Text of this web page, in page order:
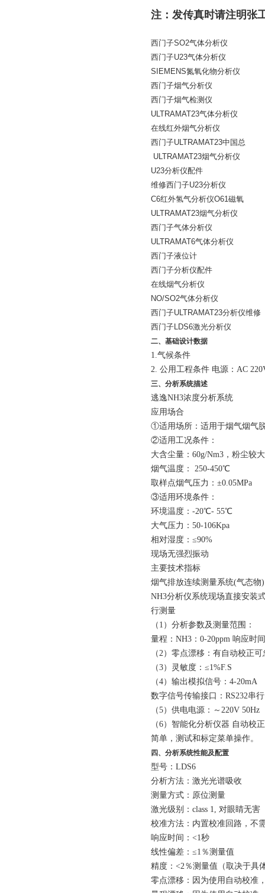
注：发传真时请注明张
西门子SO2气体分析仪
西门子U23气体分析仪
SIEMENS氮氧化物分析仪
西门子烟气分析仪
西门子烟气检测仪
ULTRAMAT23气体分析仪
在线红外烟气分析仪
西门子ULTRAMAT23中国总
ULTRAMAT23烟气分析仪
U23分析仪配件
维修西门子U23分析仪
C6红外氢气分析仪O61磁氧
ULTRAMAT23烟气分析仪
西门子气体分析仪
ULTRAMAT6气体分析仪
西门子液位计
西门子分析仪配件
在线烟气分析仪
NO/SO2气体分析仪
西门子ULTRAMAT23分析仪维修
西门子LDS6激光分析仪
二、 基础设计数据
1.气候条件
2. 公用工程条件 电源： AC
三、分析系统描述
逃逸NH3浓度分析系统
应用场合
①适用场所：适用于烟气烟气
②适用工况条件：
大含尘量： 60g/Nm3 ，粉尘较
烟气温度：
250-450℃
取样点烟气压力：±0.05MPa
③适用环境条件：
环境温度： -20℃- 55℃
大气压力： 50-106Kpa
相对湿度：≤90%
现场无强烈振动
主要技术指标
烟气排放连续测量系统(气态物)
NH3分析仪系统现场直接安装
行测量
（ 1 ）分析参数及测量范围：
量程： NH3 ： 0-20ppm 响应时间
（2）零点漂移：有自动校正可
（3）灵敏度：≤1%F.S
（4）输出模拟信号： 4-20mA
数字信号传输接口： RS232串
（5）供电电源：～ 220V 50Hz
（6）智能化分析仪器 自动校
简单，测试和标定菜单操作。
四、 分析系统性能及配置
型号： LDS6
分析方法：激光光谱吸收
测量方式：原位测量
激光级别： class 1, 对眼睛无害
校准方法：内置校准回路，不
响应时间： <1秒
线性偏差：≤1 ％测量值
精度： <2％测量值（取决于具
零点漂移：因为使用自动校准